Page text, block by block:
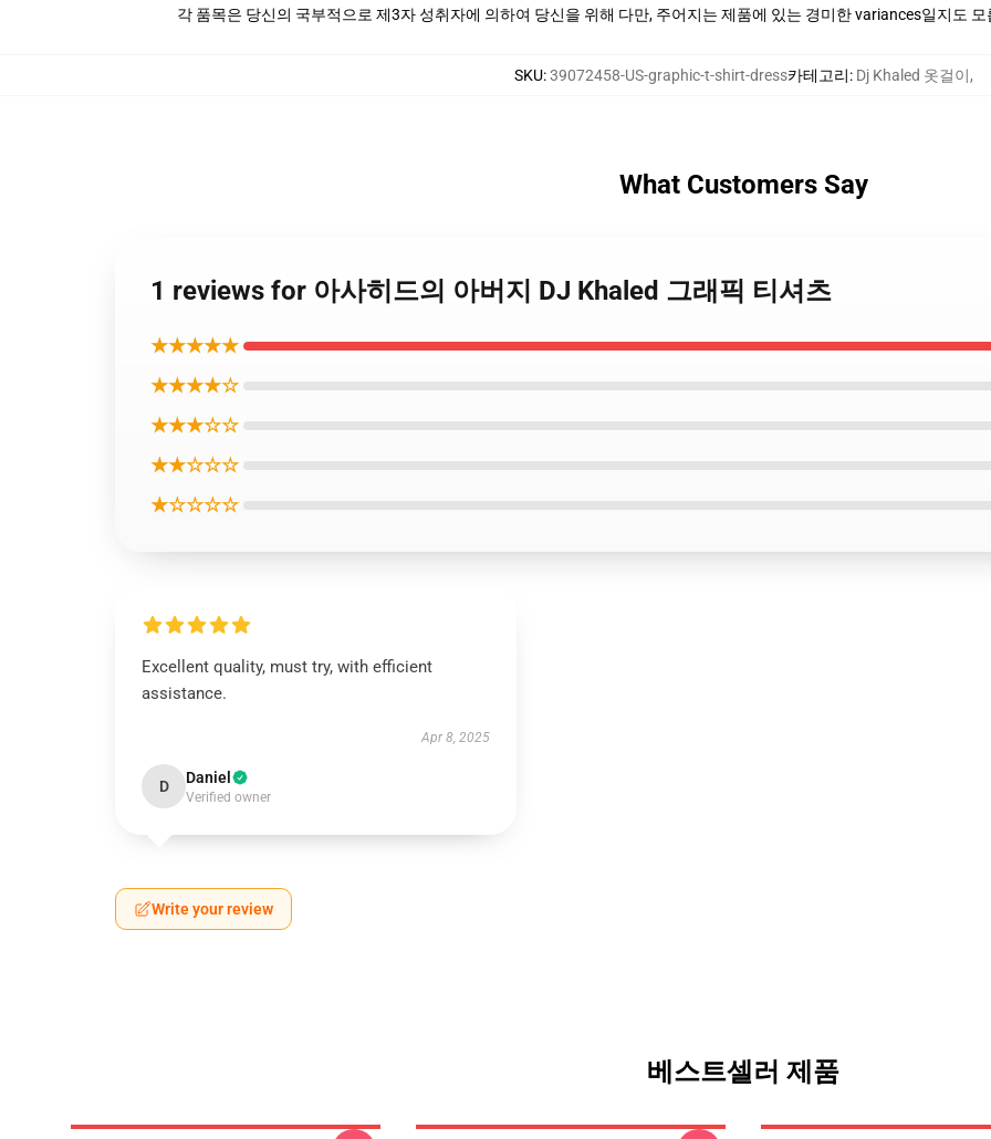
각 품목은 당신의 국부적으로 제3자 성취자에 의하여 당신을 위해 다만, 주어지는 제품에 있는 경미한 variances일지도
SKU:39072458-US-graphic-t-shirt-dress카테고리: Dj Khaled 옷걸이,
What Customers Say
1 reviews for 아사히드의 아버지 DJ Khaled 그래픽 티셔츠
★★★★★
★★★★☆
★★★☆☆
★★☆☆☆
★☆☆☆☆
Excellent quality, must try, with efficient
assistance.
Apr 8, 2025
D Daniel
Verified owner
Write your review
베스트셀러 제품